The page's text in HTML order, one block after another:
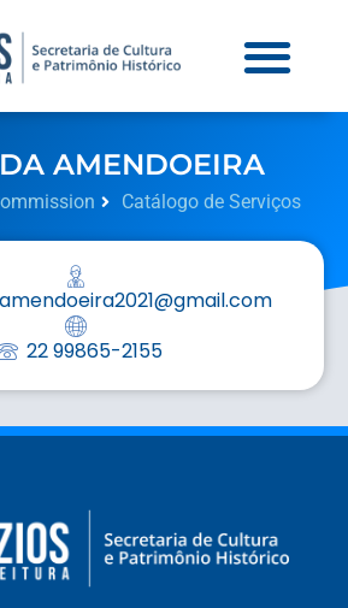
AMENDOEIRA
Catálogo de Serviços
22 99865-2155